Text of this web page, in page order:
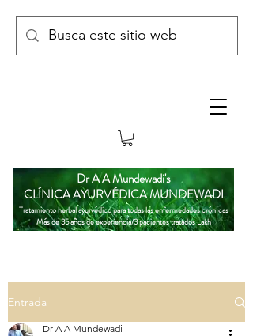
Dr A A Mundewadi's
CLÍNICA AYURVÉDICA MUNDEWADI
Tratamiento herbal ayurvédico para todas las enfermedades crónicas
Más de 35 años de experiencia/3 pacientes tratados Lakh
Entrada
Dr A A Mundewadi